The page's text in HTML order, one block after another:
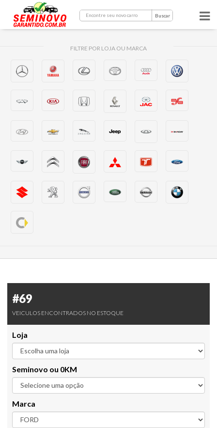
Buscar
FILTRE POR LOJA OU MARCA
#69
VEICULOS ENCONTRADOS NO ESTOQUE
Loja
Seminovo ou 0KM
Marca